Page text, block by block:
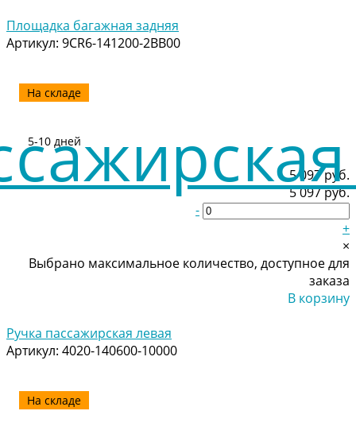
Площадка багажная задняя
Артикул: 9CR6-141200-2BB00
На складе
5-10 дней
5 097 руб.
5 097 руб.
-
+
×
Выбрано максимальное количество, доступное для
заказа
В корзину
Ручка пассажирская левая
Артикул: 4020-140600-10000
На складе